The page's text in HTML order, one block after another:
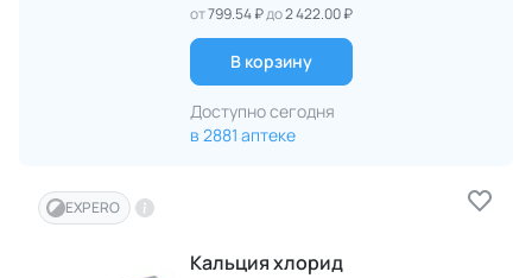
от799.54 ₽до2 422.00 ₽
В корзину
Доступно сегодня
в 2881 аптеке
EXPERO
Кальция хлорид